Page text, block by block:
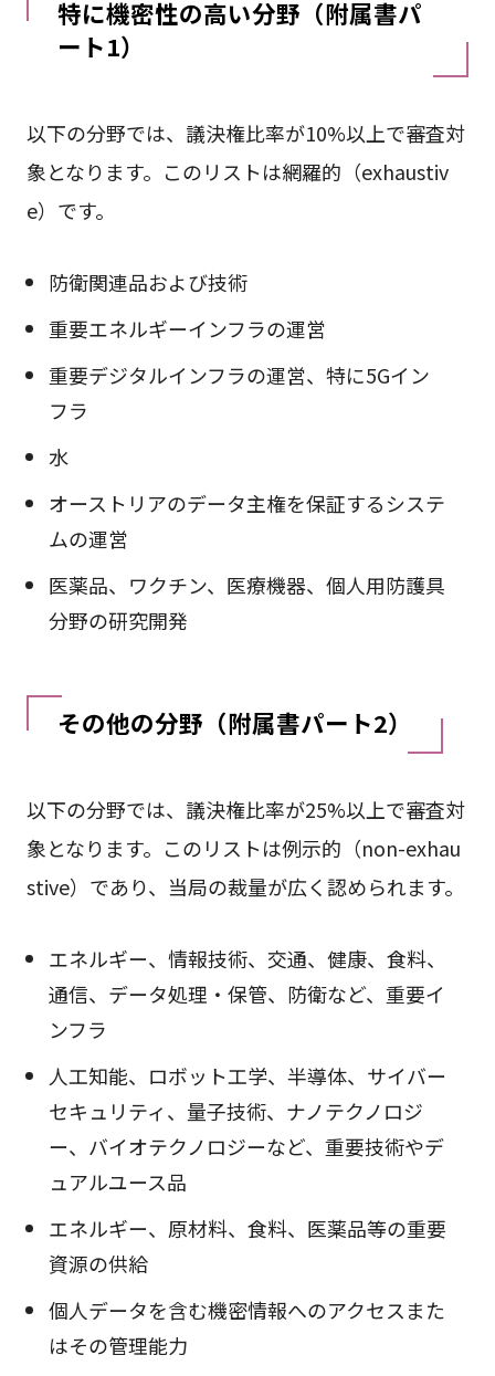
特に機密性の高い分野（附属書パ
ート1）
以下の分野では、議決権比率が10%以上で審査対
象となります。このリストは網羅的（exhaustiv
e）です。
防衛関連品および技術
重要エネルギーインフラの運営
重要デジタルインフラの運営、特に5Gイン
フラ
水
オーストリアのデータ主権を保証するシステ
ムの運営
医薬品、ワクチン、医療機器、個人用防護具
分野の研究開発
その他の分野（附属書パート2）
以下の分野では、議決権比率が25%以上で審査対
象となります。このリストは例示的（non-exhau
stive）であり、当局の裁量が広く認められます。
エネルギー、情報技術、交通、健康、食料、
通信、データ処理・保管、防衛など、重要イ
ンフラ
人工知能、ロボット工学、半導体、サイバー
セキュリティ、量子技術、ナノテクノロジ
ー、バイオテクノロジーなど、重要技術やデ
ュアルユース品
エネルギー、原材料、食料、医薬品等の重要
資源の供給
個人データを含む機密情報へのアクセスまた
はその管理能力